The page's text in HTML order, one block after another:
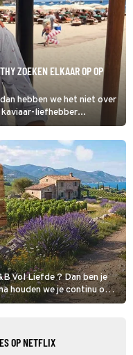
ZOEKEN ELKAAR OP OP
hebben we het niet over
kaviaar-liefhebber...
Vol Liefde ? Dan ben je
houden we je continu op
OP NETFLIX